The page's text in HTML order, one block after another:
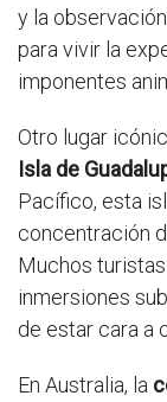
y la
para vivir la
imponentes
Otro lugar
Isla de
Pacífico, esta
concentración
Muchos
inmersiones
de estar cara a
En Australia, la